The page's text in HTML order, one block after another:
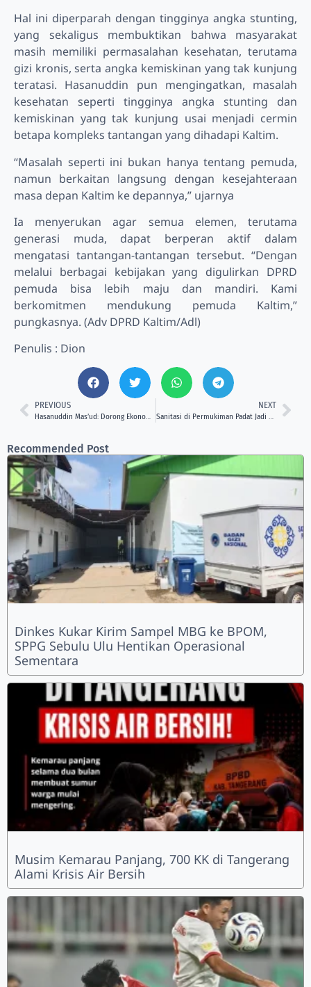
Hal ini diperparah dengan tingginya angka stunting,
yang sekaligus membuktikan bahwa masyarakat
masih memiliki permasalahan kesehatan, terutama
gizi kronis, serta angka kemiskinan yang tak kunjung
teratasi. Hasanuddin pun mengingatkan, masalah
kesehatan seperti tingginya angka stunting dan
kemiskinan yang tak kunjung usai menjadi cermin
betapa kompleks tantangan yang dihadapi Kaltim.
“Masalah seperti ini bukan hanya tentang pemuda,
namun berkaitan langsung dengan kesejahteraan
masa depan Kaltim ke depannya,” ujarnya
Ia menyerukan agar semua elemen, terutama
generasi muda, dapat berperan aktif dalam
mengatasi tantangan-tantangan tersebut. “Dengan
melalui berbagai kebijakan yang digulirkan DPRD
pemuda bisa lebih maju dan mandiri. Kami
berkomitmen mendukung pemuda Kaltim,”
pungkasnya. (Adv DPRD Kaltim/Adl)
Penulis : Dion
PREVIOUS
Hasanuddin Mas’ud: Dorong Ekonomi, Pendidikan, dan Kesehatan untuk Kesejahteraan Kaltim
NEXT
Sanitasi di Permukiman Padat Jadi Sorotan DPRD Kaltim
Recommended Post
Dinkes Kukar Kirim Sampel MBG ke BPOM,
SPPG Sebulu Ulu Hentikan Operasional
Sementara
Musim Kemarau Panjang, 700 KK di Tangerang
Alami Krisis Air Bersih